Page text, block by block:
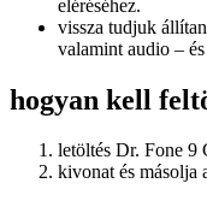
eléréséhez.
vissza tudjuk
valamint audio –
hogyan kell
letöltés Dr. Fone 9
kivonat és másolja